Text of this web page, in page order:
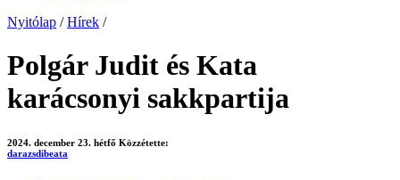
Nyitólap / Hírek /
Polgár Judit és Kata
karácsonyi sakkpartija
2024. december 23. hétfő Közzétette:
darazsdibeata